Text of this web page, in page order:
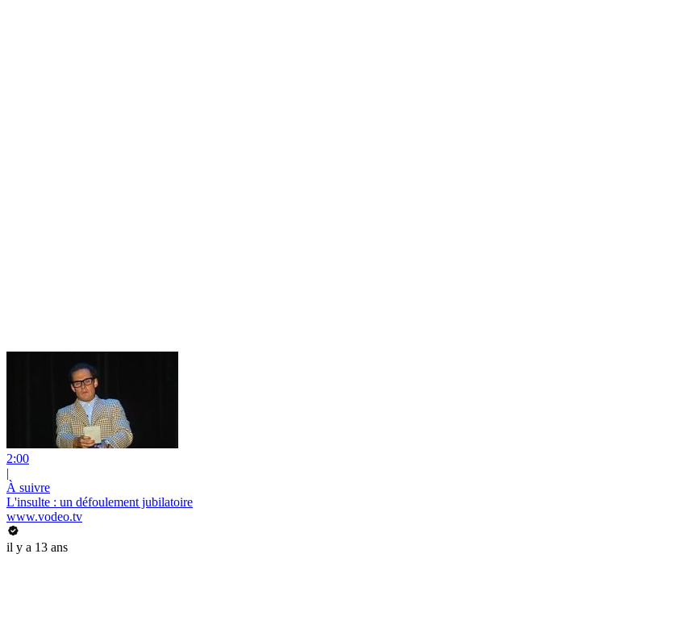
2:00
|
À suivre
L'insulte : un défoulement jubilatoire
www.vodeo.tv
il y a 13 ans